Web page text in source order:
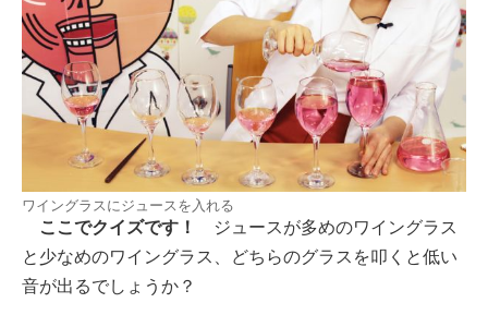
ワイングラスにジュースを入れる
ここでクイズです！
ジュースが多めのワイングラス
と少なめのワイングラス、どちらのグラスを叩くと低い
音が出るでしょうか？